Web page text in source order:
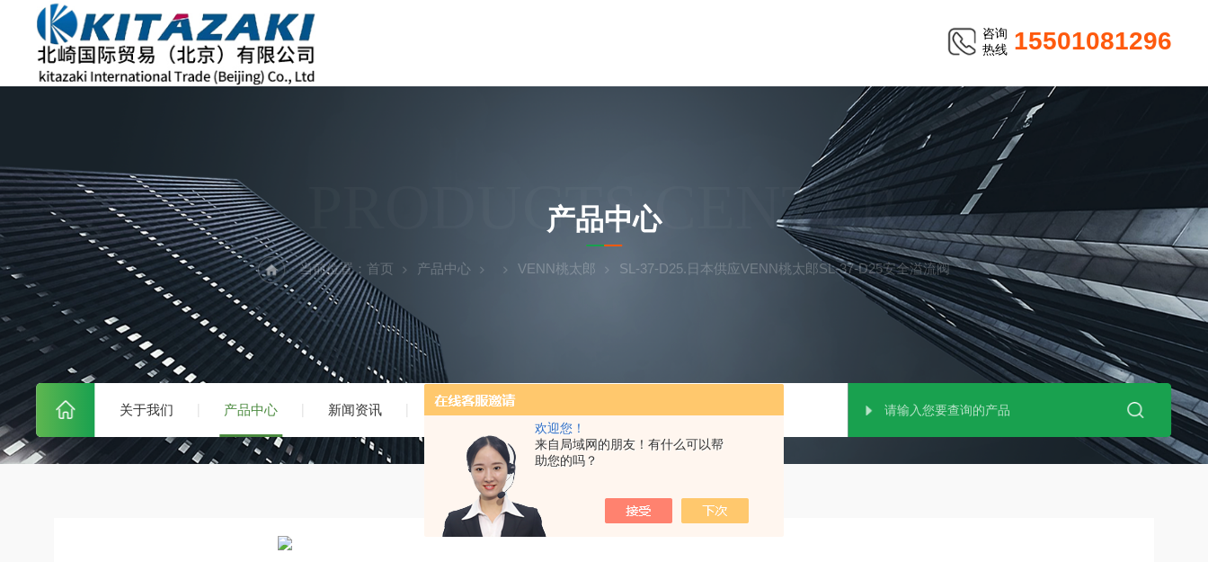
欢迎您！
来自局域网的朋友！有什么可以帮
助您的吗？
咨询
热线 15501081296
关于我们 产品中心 新闻资讯 技术文章
PRODUCTS CENTER
产品中心
当前位置： 首页 产品中心 VENN桃太郎 SL-37-D25.日本供应VENN桃太郎SL-37-D25安全溢流阀